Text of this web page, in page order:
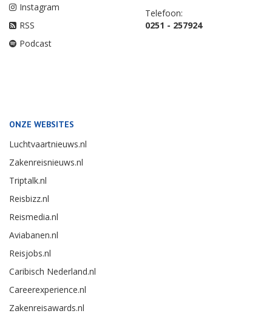
Instagram
RSS
Podcast
Telefoon:
0251 - 257924
ONZE WEBSITES
Luchtvaartnieuws.nl
Zakenreisnieuws.nl
Triptalk.nl
Reisbizz.nl
Reismedia.nl
Aviabanen.nl
Reisjobs.nl
Caribisch Nederland.nl
Careerexperience.nl
Zakenreisawards.nl